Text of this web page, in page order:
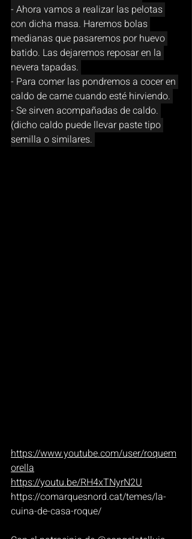
- Ahora vamos a realizar las pelotas
con dicha masa. Haremos bolas
medianas que pasaremos por huevo
batido. Las dejaremos reposar en la
nevera tapadas.
- Para comer las pondremos a cocer en
caldo de carne cuando esté hirviendo.
- Se sirven acompañadas de caldo.
(dicho caldo puede llevar paste tipo
semilla o similares.
https://www.youtube.com/user/roquem
orella
https://youtu.be/RH4xTNyrN2U
https://comarquesnord.cat/temes/la-
cuina-de-casa-roque/